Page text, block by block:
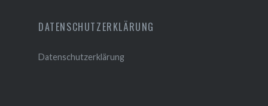
DATENSCHUTZERKLÄRUNG
Datenschutzerklärung